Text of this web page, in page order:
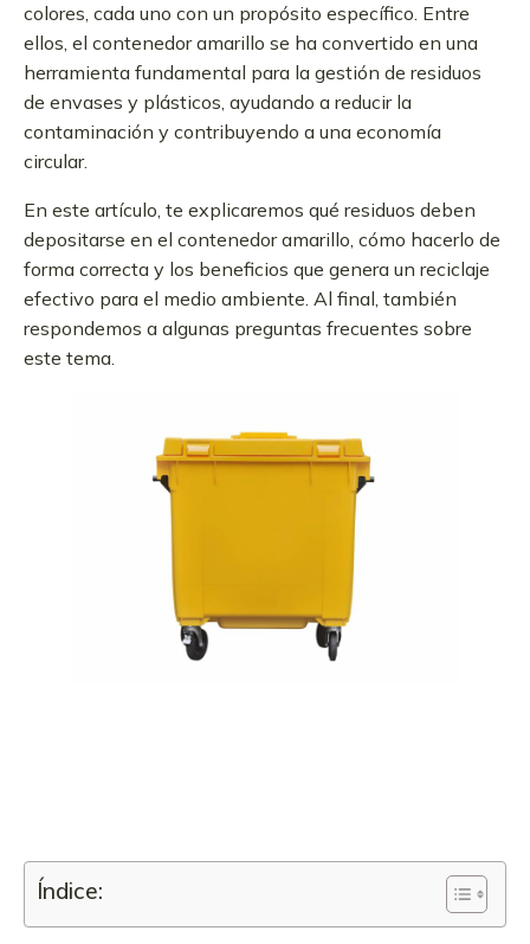
colores, cada uno con un propósito específico. Entre
ellos, el contenedor amarillo se ha convertido en una
herramienta fundamental para la gestión de residuos
de envases y plásticos, ayudando a reducir la
contaminación y contribuyendo a una economía
circular.
En este artículo, te explicaremos qué residuos deben
depositarse en el contenedor amarillo, cómo hacerlo de
forma correcta y los beneficios que genera un reciclaje
efectivo para el medio ambiente. Al final, también
respondemos a algunas preguntas frecuentes sobre
este tema.
Índice: